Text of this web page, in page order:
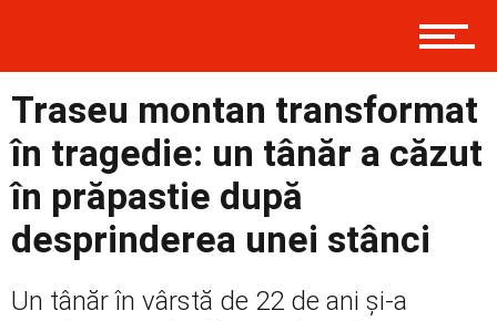
Prima
Politică
Traseu montan transformat
în tragedie: un tânăr a căzut
în prăpastie după
desprinderea unei stânci
Un tânăr în vârstă de 22 de ani și-a